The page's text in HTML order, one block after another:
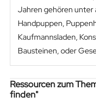
Jahren gehören unter
Handpuppen,
Kaufmannsladen,
Bausteinen, oder
Ressourcen zum
finden"